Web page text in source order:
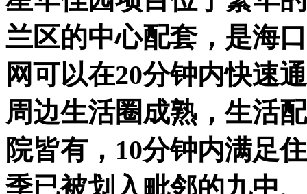
兰区的中心配套，是海
网可以在20分钟内快速
周边生活圈成熟，生活
院皆有，10分钟内满足
季已被划入毗邻的九中